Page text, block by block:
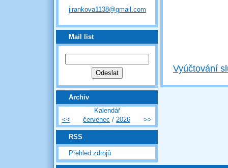
jirankova1138@gmail.com
Mail list
Archiv
Kalendář
<<
červenec / 2026 >>
RSS
Přehled zdrojů
Vyúčtování